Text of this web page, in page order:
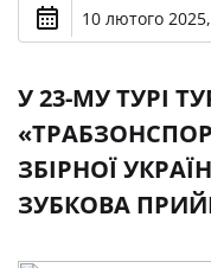
10 лютого
У 23-МУ ТУРІ
ЗБІРНОЇ
ЗУБКОВА